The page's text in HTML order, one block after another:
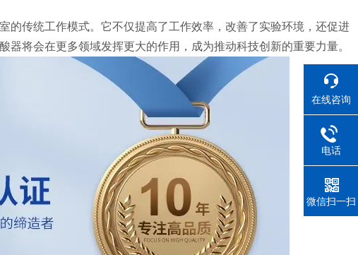
的传统工作模式。它不仅提高了工作效率，改善了实验环境，还促进
将会在更多领域发挥更大的作用，成为推动科技创新的重要力量。
在线咨询
电话
微信扫一扫